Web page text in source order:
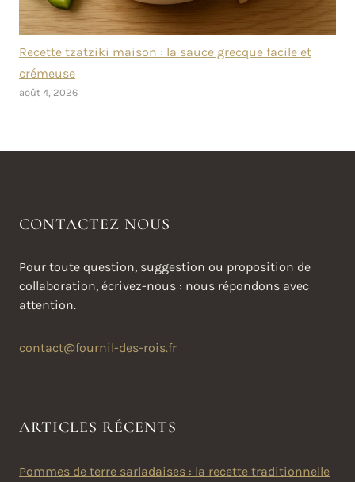
Recette tzatziki maison : la sauce grecque facile et
crémeuse
août 4, 2026
CONTACTEZ NOUS
Pour toute question, suggestion ou proposition de
collaboration, écrivez-nous : nous répondons avec
attention.
contact@fournil-des-rois.fr
ARTICLES RÉCENTS
Pommes de terre sarladaises : la recette traditionnelle